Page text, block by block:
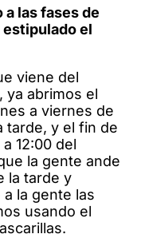
a las fases de
el
viene del
ya abrimos el
a viernes de
tarde, y el fin de
12:00 del
la gente ande
la tarde y
la gente las
usando el